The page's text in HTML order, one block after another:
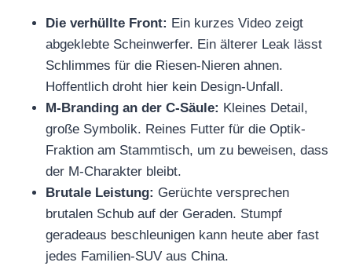
Die verhüllte Front: Ein kurzes Video zeigt
abgeklebte Scheinwerfer. Ein älterer Leak lässt
Schlimmes für die Riesen-Nieren ahnen.
Hoffentlich droht hier kein Design-Unfall.
M-Branding an der C-Säule: Kleines Detail,
große Symbolik. Reines Futter für die Optik-
Fraktion am Stammtisch, um zu beweisen, dass
der M-Charakter bleibt.
Brutale Leistung: Gerüchte versprechen
brutalen Schub auf der Geraden. Stumpf
geradeaus beschleunigen kann heute aber fast
jedes Familien-SUV aus China.